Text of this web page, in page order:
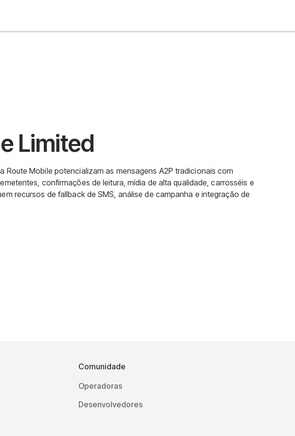
Limited
Route Mobile potencializam as mensagens A2P tradicionais com
confirmações de leitura, mídia de alta qualidade, carrosséis e
recursos de fallback de SMS, análise de campanha e integração de
Comunidade
Operadoras
Desenvolvedores